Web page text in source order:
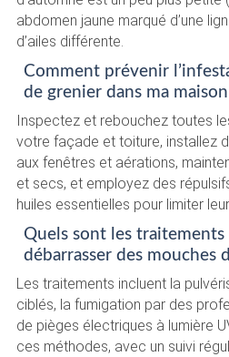
abdomen jaune marqué d’une
d’ailes différente.
Comment prévenir
de grenier dans ma maison
Inspectez et rebouchez toutes
votre façade et toiture, installez
aux fenêtres et aérations,
et secs, et employez des
huiles essentielles pour limiter
Quels sont les traitements
débarrasser des mouches
Les traitements incluent la
ciblés, la fumigation par des
de pièges électriques à lumière
ces méthodes, avec un suivi